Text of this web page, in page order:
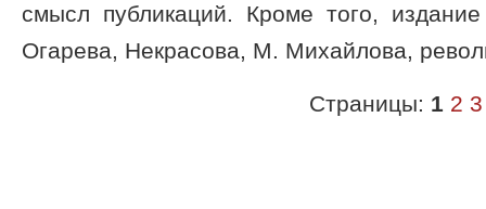
смысл публикаций. Кроме того,
Огарева, Некрасова, М. Михайлова,
Страницы: 1 2 3